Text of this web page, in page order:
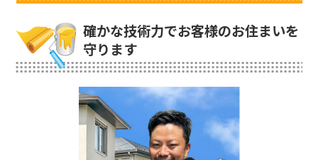
確かな技術力でお客様のお住まいを
守ります